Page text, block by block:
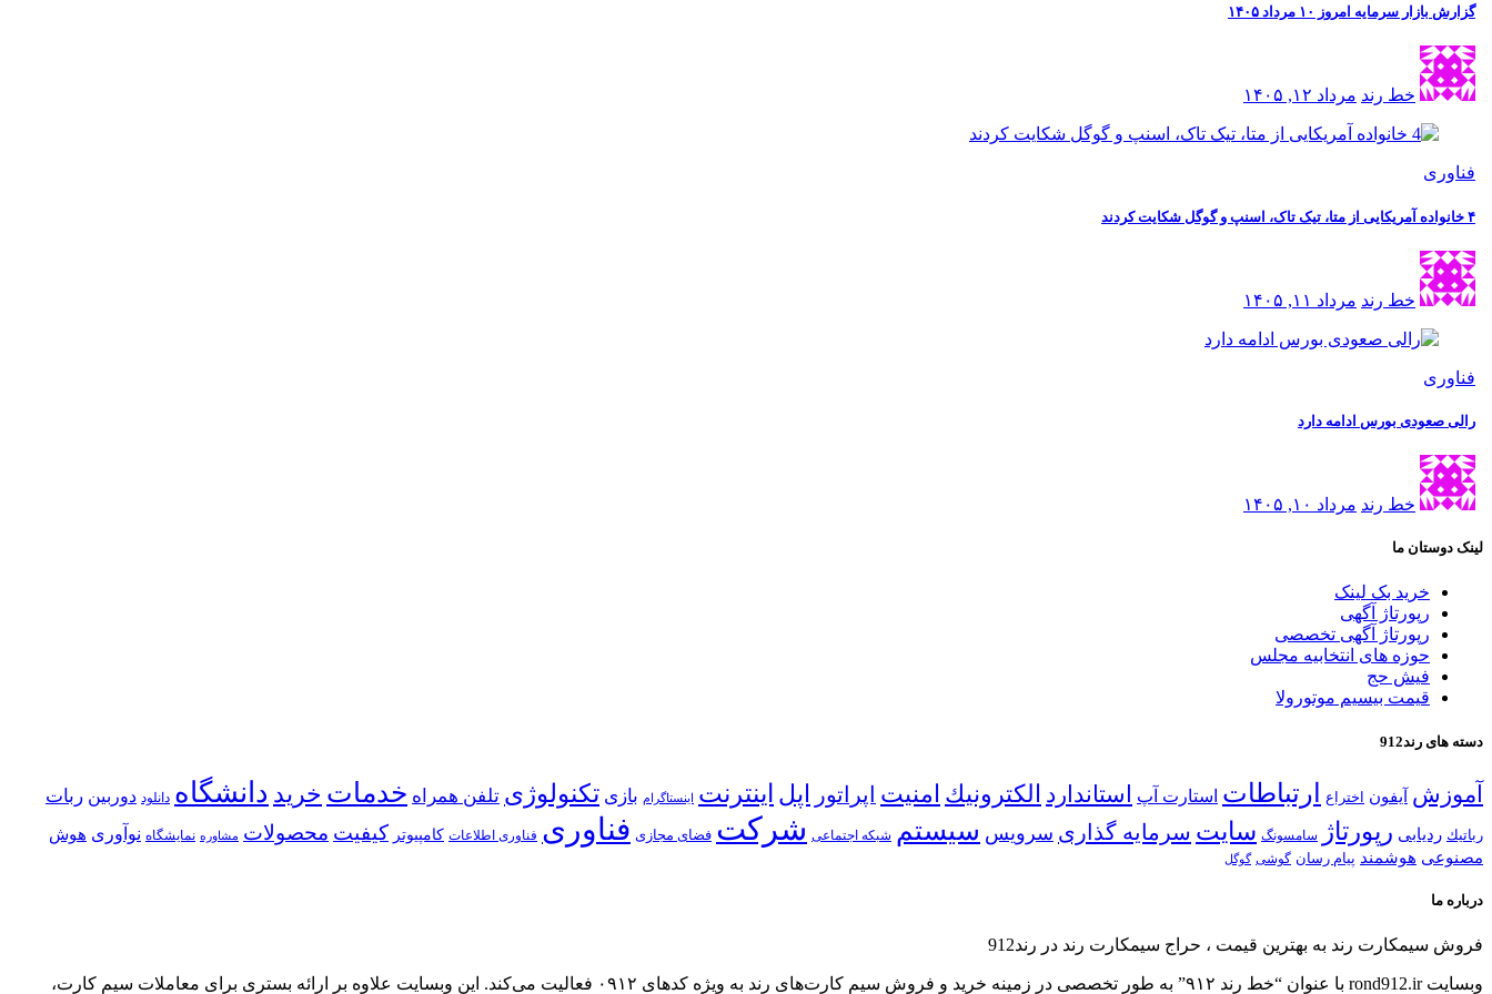
گزارش بازار سرمایه امروز ۱۰ مرداد ۱۴۰۵
خط رند مرداد ۱۲, ۱۴۰۵
فناوری
۴ خانواده آمریکایی از متا، تیک تاک، اسنپ و گوگل شکایت کردند
خط رند مرداد ۱۱, ۱۴۰۵
فناوری
رالی صعودی بورس ادامه دارد
خط رند مرداد ۱۰, ۱۴۰۵
لینک دوستان ما
خرید بک لینک
رپورتاژ آگهی
رپورتاژ آگهی تخصصی
حوزه های انتخابیه مجلس
فیش حج
قیمت بیسیم موتورولا
دسته های رند912
آموزش آیفون اختراع ارتباطات استارت آپ استاندارد الكترونیك امنیت اپراتور اپل اینترنت اینستاگرام بازی تكنولوژی تلفن همراه خدمات خرید دانشگاه دانلود دوربین ربات
رباتیك ردیابی رپورتاژ سامسونگ سایت سرمایه گذاری سرویس سیستم شبكه اجتماعی شركت فضای مجازی فناوری فناوری اطلاعات كامپیوتر كیفیت محصولات مشاوره نمایشگاه نوآوری هوش
مصنوعی هوشمند پیام رسان گوشی گوگل
درباره ما
فروش سیمكارت رند به بهترین قیمت ، حراج سیمكارت رند در رند912
وبسایت rond912.ir با عنوان “خط رند ۹۱۲” به طور تخصصی در زمینه خرید و فروش سیم کارت‌های رند به ویژه کدهای ۰۹۱۲ فعالیت می‌کند. این وبسایت علاوه بر ارائه بستری برای معاملات سیم کارت،